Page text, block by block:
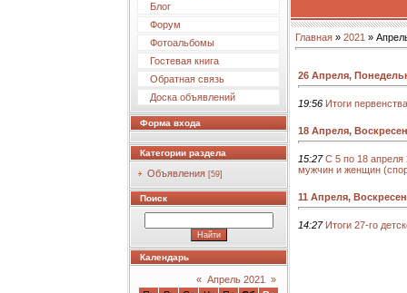
Блог
Форум
Фотоальбомы
Гостевая книга
Обратная связь
Доска объявлений
Форма входа
Категории раздела
Объявления [59]
Поиск
Календарь
« Апрель 2021
»
Главная » 2021 »
26 Апреля,
19:56 Итоги
18 Апреля,
15:27 С 5 по 18 апреля
мужчин и женщин
11 Апреля,
14:27 Итоги 27-го